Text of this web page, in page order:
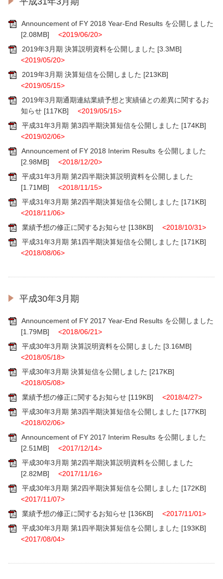
Announcement of FY 2018 Year-End Results を公開しました
[2.08MB] <2019/06/20>
2019年3月期 決算説明資料を公開しました [3.3MB]
<2019/05/20>
2019年3月期 決算短信を公開しました [213KB]
<2019/05/15>
2019年3月期通期連結業績予想と実績値との差異に関するお
知らせ[117KB] <2019/05/15>
平成31年3月期 第3四半期決算短信を公開しました [174KB]
<2019/02/06>
Announcement of FY 2018 Interim Results を公開しました
[2.98MB] <2018/12/20>
平成31年3月期 第2四半期決算説明資料を公開しました
[1.71MB] <2018/11/15>
平成31年3月期 第2四半期決算短信を公開しました [171KB]
<2018/11/06>
業績予想の修正に関するお知らせ[138KB] <2018/10/31>
平成31年3月期 第1四半期決算短信を公開しました [171KB]
<2018/08/06>
平成30年3月期
Announcement of FY 2017 Year-End Results を公開しました
[1.79MB] <2018/06/21>
平成30年3月期 決算説明資料を公開しました [3.16MB]
<2018/05/18>
平成30年3月期 決算短信を公開しました [217KB]
<2018/05/08>
業績予想の修正に関するお知らせ[119KB] <2018/4/27>
平成30年3月期 第3四半期決算短信を公開しました [177KB]
<2018/02/06>
Announcement of FY 2017 Interim Results を公開しました
[2.51MB] <2017/12/14>
平成30年3月期 第2四半期決算説明資料を公開しました
[2.82MB] <2017/11/16>
平成30年3月期 第2四半期決算短信を公開しました [172KB]
<2017/11/07>
業績予想の修正に関するお知らせ[136KB] <2017/11/01>
平成30年3月期 第1四半期決算短信を公開しました [193KB]
<2017/08/04>